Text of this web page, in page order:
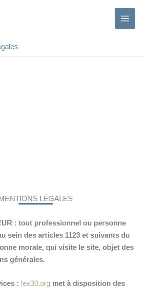
LÉGALES
: tout professionnel ou personne
sein des articles 1123 et suivants du
morale, qui visite le site, objet des
générales.
: lex30.org met à disposition des